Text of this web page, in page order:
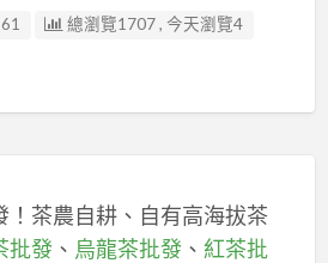
總瀏覽1707 , 今天瀏覽4
！茶農自耕、自有高海拔茶
批發、 烏龍茶批發、 紅茶批